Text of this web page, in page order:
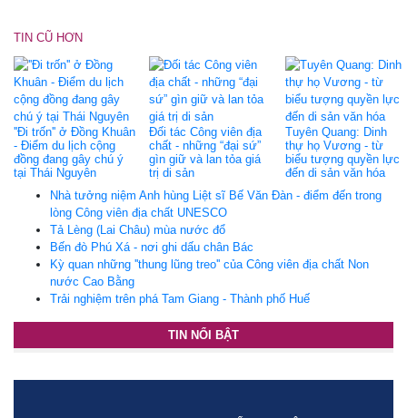
TIN CŨ HƠN
''Đi trốn'' ở Đồng Khuân
- Điểm du lịch cộng
đồng đang gây chú ý
tại Thái Nguyên
Đối tác Công viên địa
chất - những “đại sứ”
gìn giữ và lan tỏa giá
trị di sản
Tuyên Quang: Dinh
thự họ Vương - từ
biểu tượng quyền lực
đến di sản văn hóa
Nhà tưởng niệm Anh hùng Liệt sĩ Bế Văn Đàn - điểm đến trong
lòng Công viên địa chất UNESCO
Tả Lèng (Lai Châu) mùa nước đổ
Bến đò Phú Xá - nơi ghi dấu chân Bác
Kỳ quan những ''thung lũng treo'' của Công viên địa chất Non
nước Cao Bằng
Trải nghiệm trên phá Tam Giang - Thành phố Huế
TIN NỔI BẬT